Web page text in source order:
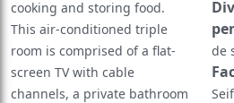
cooking and storing food.
This air-conditioned triple
room is comprised of a flat-
screen TV with cable
channels, a private bathroom
de
Seif